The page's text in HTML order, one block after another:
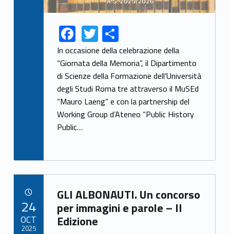
Link identifier share facebook archive #share-link-archive-40107F
ac
e
b
o
o
k
Link identifier share twitter archive #share-link-archive-23053T
w
itt
er
S
h
ar
e
In occasione della celebrazione della
“Giornata della Memoria”, il Dipartimento
di Scienze della Formazione dell’Università
degli Studi Roma tre attraverso il MuSEd
“Mauro Laeng” e con la partnership del
Working Group d’Ateneo “Public History
Public…
Link identifier archive #link-archive-60247
GLI ALBONAUTI. Un concorso
per immagini e parole – II
Edizione
24
OCT
2025